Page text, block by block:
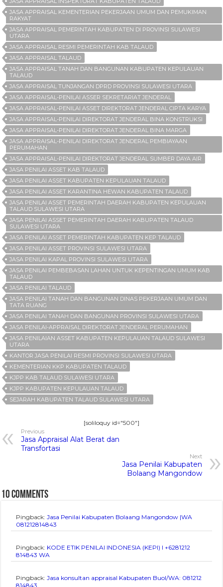
JASA APPRAISAL KEMENTERIAN PEKERJAAN UMUM DAN PEMUKIMAN
RAKYAT
JASA APPRAISAL PEMERINTAH KABUPATEN DI PROVINSI SULAWESI
UTARA
JASA APPRAISAL RESMI PEMERINTAH KAB TALAUD
JASA APPRAISAL TALAUD
JASA APPRAISAL TANAH DAN BANGUNAN KABUPATEN KEPULAUAN
TALAUD
JASA APPRAISAL TUNJANGAN DPRD PROVINSI SULAWESI UTARA
JASA APPRAISAL-PENILAI ASSER SEKRETARIAT JENDERAL
JASA APPRAISAL-PENILAI ASSET DIREKTORAT JENDERAL CIPTA KARYA
JASA APPRAISAL-PENILAI DIREKTORAT JENDERAL BINA KONSTRUKSI
JASA APPRAISAL-PENILAI DIREKTORAT JENDERAL BINA MARGA
JASA APPRAISAL-PENILAI DIREKTORAT JENDERAL PEMBIAYAAN
PERUMAHAN
JASA APPRAISAL-PENILAI DIREKTORAT JENDERAL SUMBER DAYA AIR
JASA PENILAI ASSET KAB TALAUD
JASA PENILAI ASSET KABUPATEN KEPULAUAN TALAUD
JASA PENILAI ASSET KARANTINA HEWAN KABUPATEN TALAUD
JASA PENILAI ASSET PEMERINTAH DAERAH KABUPATEN KEPULAUAN
TALAUD SULAWESI UTARA
JASA PENILAI ASSET PEMERINTAH DAERAH KABUPATEN TALAUD
SULAWESI UTARA
JASA PENILAI ASSET PEMERINTAH KABUPATEN KEP TALAUD
JASA PENILAI ASSET PROVINSI SULAWESI UTARA
JASA PENILAI KAPAL PROVINSI SULAWESI UTARA
JASA PENILAI PEMBEBASAN LAHAN UNTUK KEPENTINGAN UMUM KAB
TALAUD
JASA PENILAI TALAUD
JASA PENILAI TANAH DAN BANGUNAN DINAS PEKERJAAN UMUM DAN
TATA RUANG
JASA PENILAI TANAH DAN BANGUNAN PROVINSI SULAWESI UTARA
JASA PENILAI-APPRAISAL DIREKTORAT JENDERAL PERUMAHAN
JASA PENILAIAN ASSET KABUPATEN KEPULAUAN TALAUD SULAWESI
UTARA
KANTOR JASA PENILAI RESMI PROVINSI SULAWESI UTARA
KEMENTERIAN KKP KABUPATEN TALAUD
KJPP KAB TALAUD SULAWESI UTARA
KJPP KABUPATEN KEPULAUAN TALAUD
SEJARAH KABUPATEN TALAUD SULAWESI UTARA
[soliloquy id="500"]
Previous
Jasa Appraisal Alat Berat dan
Transfortasi
Next
Jasa Penilai Kabupaten
Bolaang Mangondow
10 comments
Pingback:Jasa Penilai Kabupaten Bolaang Mangondow |WA
081212814843
Pingback: KODE ETIK PENILAI INDONESIA (KEPI) I +6281212
814843 WA
Pingback:Jasa konsultan appraisal Kabupaten Buol/WA: 081212
814843